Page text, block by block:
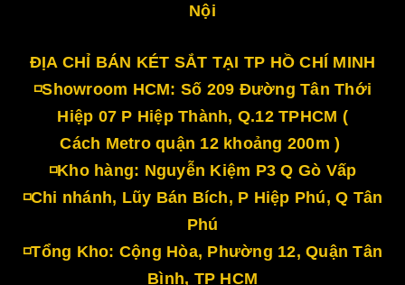
Nội
ĐỊA CHỈ BÁN KÉT SẮT TẠI TP HỒ CHÍ MINH
◽Showroom HCM: Số 209 Đường Tân Thới
Hiệp 07 P Hiệp Thành, Q.12 TPHCM (
Cách Metro quận 12 khoảng 200m )
◽Kho hàng: Nguyễn Kiệm P3 Q Gò Vấp
◽Chi nhánh, Lũy Bán Bích, P Hiệp Phú, Q Tân
Phú
◽Tổng Kho: Cộng Hòa, Phường 12, Quận Tân
Bình, TP HCM